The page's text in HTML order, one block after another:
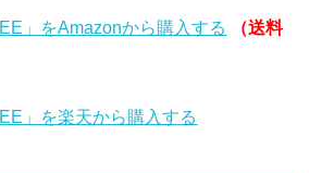
」をAmazonから購入する
（送料
」を楽天から購入する